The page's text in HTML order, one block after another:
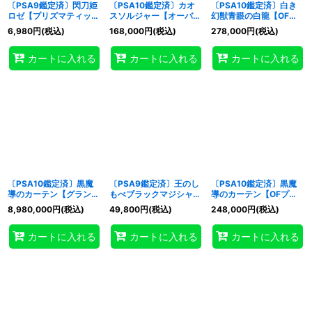
〔PSA9鑑定済〕閃刀姫
ロゼ【プリズマティック
シークレット】{STSP-
JP003}《モンスター》
6,980円(税込)
カートに入れる
〔PSA10鑑定済〕カオ
スソルジャー【オーバー
ラッシュレア】
{RD/ORP3-JP001}
《RDリチュアル》
168,000円(税込)
カートに入れる
〔PSA10鑑定済〕白き
幻獣青眼の白龍【OFプ
リズマティックシークレ
ット】{LOCR-JP001}
《モンスター》
278,000円(税込)
カートに入れる
〔PSA10鑑定済〕黒魔
導のカーテン【グランド
マスター】{LOCH-
JP003}《魔法》
8,980,000円(税込)
カートに入れる
〔PSA9鑑定済〕王のし
もべブラックマジシャン
【OFプリズマティック
シークレット】{LOCH-
JP001}《モンスター》
49,800円(税込)
カートに入れる
〔PSA10鑑定済〕黒魔
導のカーテン【OFプリ
ズマティックシークレッ
ト】{LOCH-JP003}
《魔法》
248,000円(税込)
カートに入れる